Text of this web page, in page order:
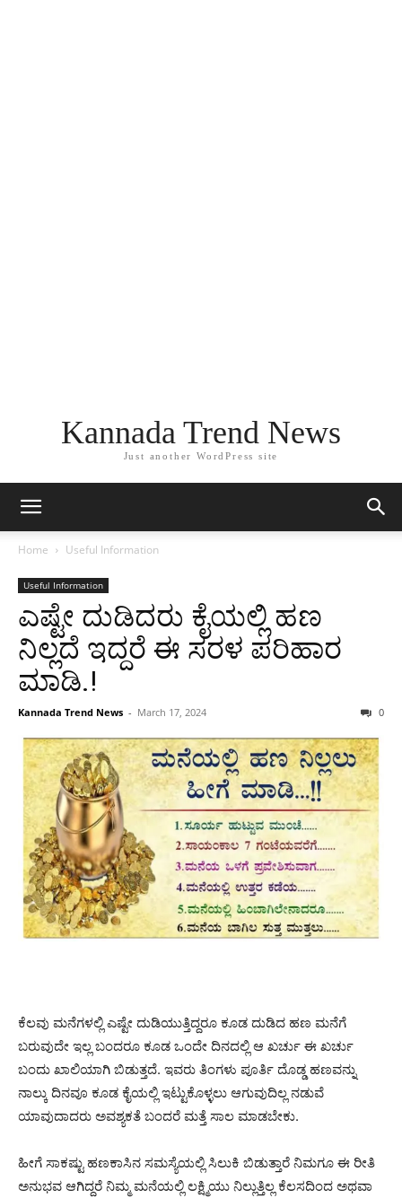
Kannada Trend News
Just another WordPress site
Home Useful Information
Useful Information
ಎಷ್ಟೇ ದುಡಿದರು ಕೈಯಲ್ಲಿ ಹಣ
ನಿಲ್ಲದೆ ಇದ್ದರೆ ಈ ಸರಳ ಪರಿಹಾರ
ಮಾಡಿ.!
Kannada Trend News - March 17, 2024 0
ಕೆಲವು ಮನೆಗಳಲ್ಲಿ ಎಷ್ಟೇ ದುಡಿಯುತ್ತಿದ್ದರೂ ಕೂಡ ದುಡಿದ ಹಣ ಮನೆಗೆ
ಬರುವುದೇ ಇಲ್ಲ ಬಂದರೂ ಕೂಡ ಒಂದೇ ದಿನದಲ್ಲಿ ಆ ಖರ್ಚು ಈ ಖರ್ಚು
ಬಂದು ಖಾಲಿಯಾಗಿ ಬಿಡುತ್ತದೆ. ಇವರು ತಿಂಗಳು ಪೂರ್ತಿ ದೊಡ್ಡ ಹಣವನ್ನು
ನಾಲ್ಕು ದಿನವೂ ಕೂಡ ಕೈಯಲ್ಲಿ ಇಟ್ಟುಕೊಳ್ಳಲು ಆಗುವುದಿಲ್ಲ ನಡುವೆ
ಯಾವುದಾದರು ಅವಶ್ಯಕತೆ ಬಂದರೆ ಮತ್ತೆ ಸಾಲ ಮಾಡಬೇಕು.
ಹೀಗೆ ಸಾಕಷ್ಟು ಹಣಕಾಸಿನ ಸಮಸ್ಯೆಯಲ್ಲಿ ಸಿಲುಕಿ ಬಿಡುತ್ತಾರೆ ನಿಮಗೂ ಈ ರೀತಿ
ಅನುಭವ ಆಗಿದ್ದರೆ ನಿಮ್ಮ ಮನೆಯಲ್ಲಿ ಲಕ್ಷ್ಮಿಯು ನಿಲ್ಲುತ್ತಿಲ್ಲ ಕೆಲಸದಿಂದ ಅಥವಾ